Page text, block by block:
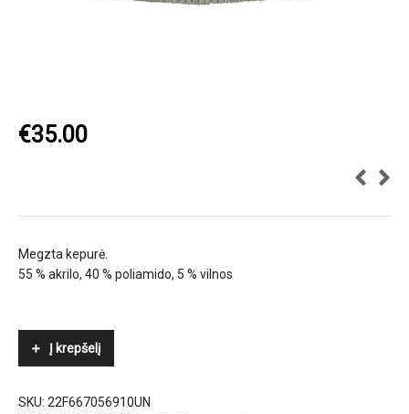
€35.00
Megzta kepurė.
55 % akrilo, 40 % poliamido, 5 % vilnos
Į krepšelį
SKU: 22F667056910UN